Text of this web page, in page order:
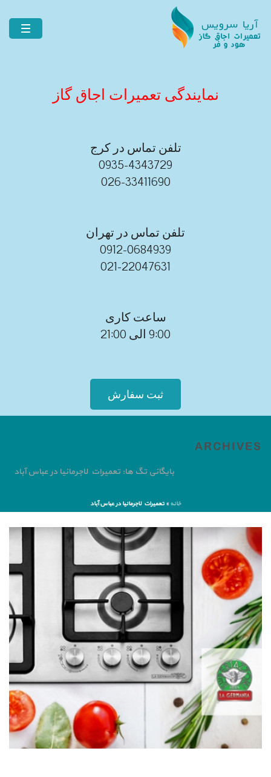
نمایندگی تعمیرات اجاق گاز
تلفن تماس در کرج
0935-4343729
026-33411690
تلفن تماس در تهران
0912-0684939
021-22047631
ساعت کاری
9:00 الی 21:00
ثبت سفارش
ARCHIVES
بایگانی تگ ها: تعمیرات لاجرمانیا در عباس آباد
خانه » تعمیرات لاجرمانیا در عباس آباد